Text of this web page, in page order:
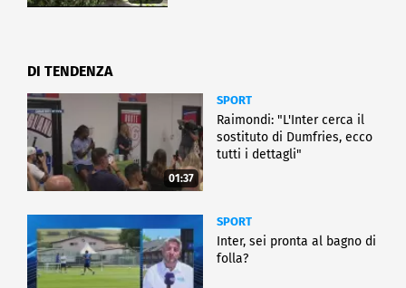
DI TENDENZA
01:37
SPORT
Raimondi: "L'Inter cerca il
sostituto di Dumfries, ecco
tutti i dettagli"
SPORT
Inter, sei pronta al bagno di
folla?